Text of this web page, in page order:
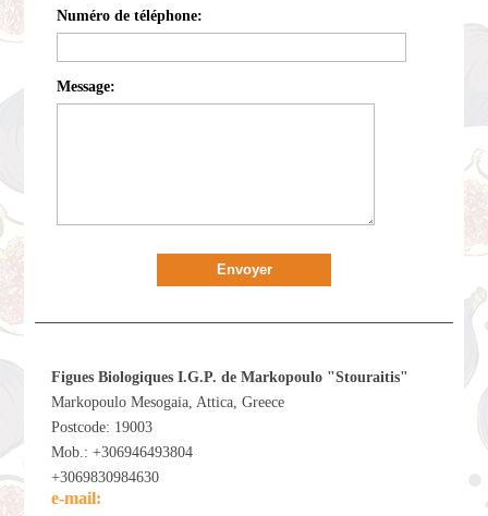
Numéro de téléphone:
Message:
Envoyer
Figues Biologiques I.G.P. de Markopoulo "Stouraitis"
Markopoulo Mesogaia, Attica, Greece
Postcode: 19003
Mob.: +306946493804
+3069830984630
e-mail: